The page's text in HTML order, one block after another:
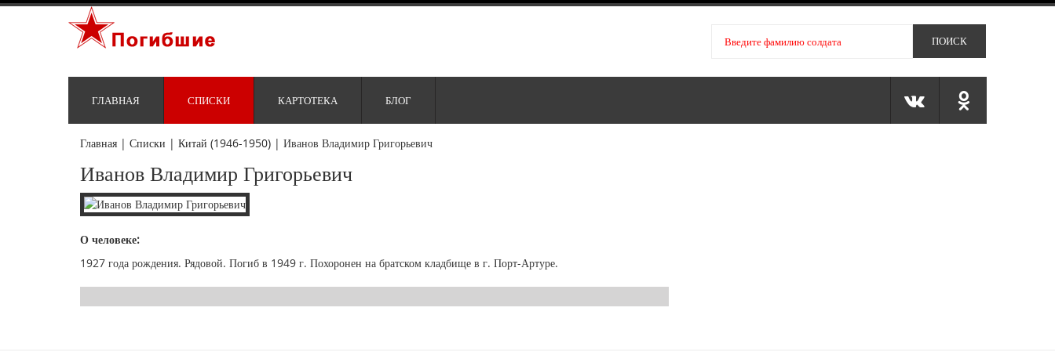
ГЛАВНАЯ СПИСКИ КАРТОТЕКА БЛОГ
Главная | Списки | Китай (1946-1950) | Иванов Владимир Григорьевич
Иванов Владимир Григорьевич
О человеке:
1927 года рождения. Рядовой. Погиб в 1949 г. Похоронен на братском кладбище в г. Порт-Артуре.